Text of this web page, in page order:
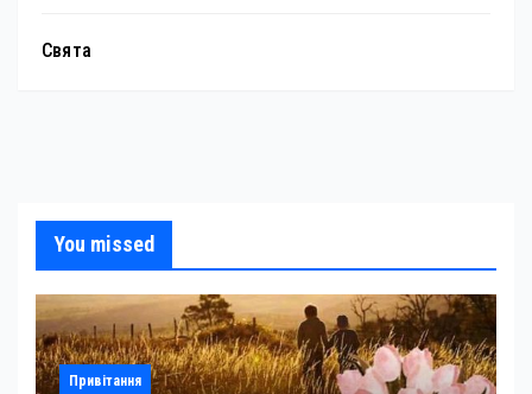
Свята
You missed
Привітання